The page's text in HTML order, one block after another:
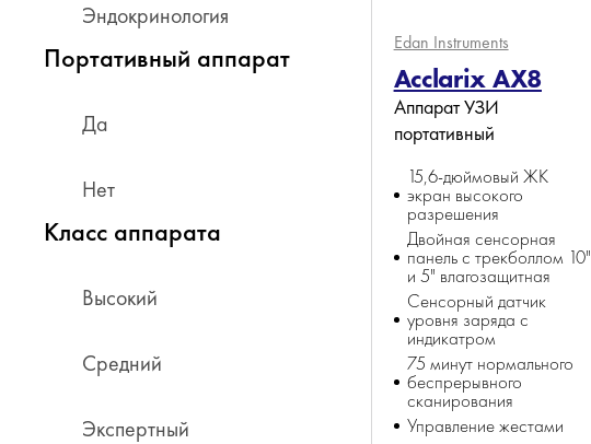
Эндокринология
Портативный аппарат
Да
Нет
Класс аппарата
Высокий
Средний
Экспертный
Edan Instruments
Acclarix AX8
Аппарат УЗИ
портативный
15,6-дюймовый ЖК
экран высокого
разрешения
Двойная сенсорная
панель с трекболлом 10"
и 5" влагозащитная
Сенсорный датчик
уровня заряда с
индикатром
75 минут нормального
беспрерывного
сканирования
Управление жестами